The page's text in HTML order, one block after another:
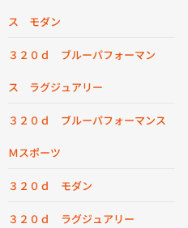
ス モダン
３２０ｄ ブルーパフォーマン
ス ラグジュアリー
３２０ｄ ブルーパフォーマンス
Ｍスポーツ
３２０ｄ モダン
３２０ｄ ラグジュアリー